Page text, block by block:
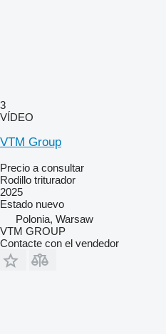
3
VÍDEO
VTM Group
Precio a consultar
Rodillo triturador
2025
Estado nuevo
Polonia, Warsaw
VTM GROUP
Contacte con el vendedor